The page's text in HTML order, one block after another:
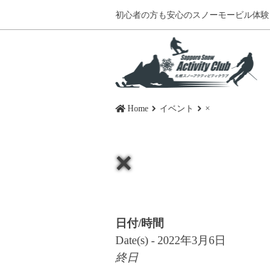
初心者の方も安心のスノーモービル体験
Home イベント ×
×
日付/時間
Date(s) - 2022年3月6日
終日